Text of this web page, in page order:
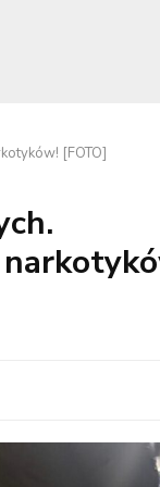
[FOTO]